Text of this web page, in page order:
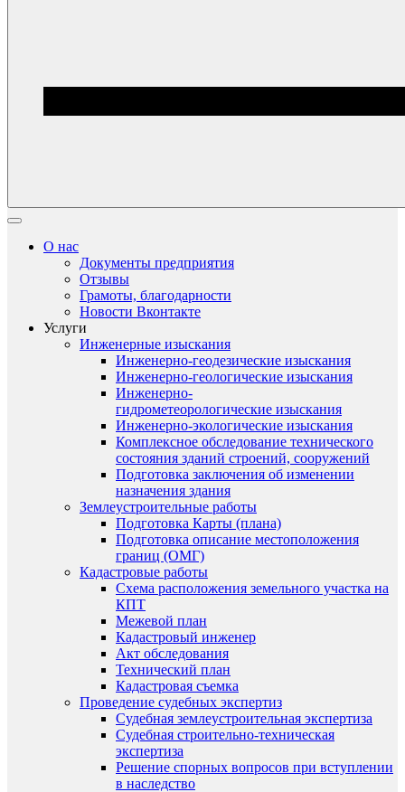
О нас
Документы предприятия
Отзывы
Грамоты, благодарности
Новости Вконтакте
Услуги
Инженерные изыскания
Инженерно-геодезические изыскания
Инженерно-геологические изыскания
Инженерно-
гидрометеорологические изыскания
Инженерно-экологические изыскания
Комплексное обследование технического
состояния зданий строений, сооружений
Подготовка заключения об изменении
назначения здания
Землеустроительные работы
Подготовка Карты (плана)
Подготовка описание местоположения
границ (ОМГ)
Кадастровые работы
Схема расположения земельного участка на
КПТ
Межевой план
Кадастровый инженер
Акт обследования
Технический план
Кадастровая съемка
Проведение судебных экспертиз
Судебная землеустроительная экспертиза
Судебная строительно-техническая
экспертиза
Решение спорных вопросов при вступлении
в наследство